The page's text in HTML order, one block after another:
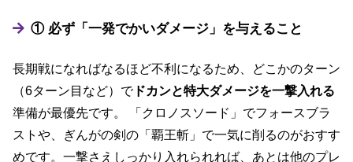
① 必ず「一発でかいダメージ」を与えること
長期戦になればなるほど不利になるため、どこかのターン
（6ターン目など）でドカンと特大ダメージを一撃入れる
準備が最優先です。 「クロノスソード」でフォースブラ
ストや、ぎんがの剣の「覇王斬」で一気に削るのがおすす
めです。一撃さえしっかり入れられれば、あとは他のプレ